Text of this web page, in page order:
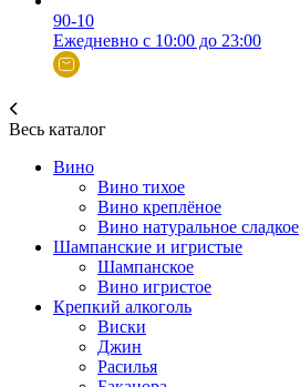
90-10
Ежедневно с 10:00 до 23:00
Весь каталог
Вино
Вино тихое
Вино креплёное
Вино натуральное сладкое
Шампанские и игристые
Шампанское
Вино игристое
Крепкий алкоголь
Виски
Джин
Расилья